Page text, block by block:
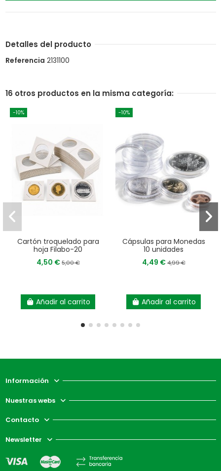
Detalles del producto
Referencia 2131100
16 otros productos en la misma categoría:
-10%
Cartón troquelado para
hoja Filabo-20
4,50 €5,00 €
Añadir al carrito
-10%
Cápsulas para Monedas
10 unidades
4,49 €4,99 €
Añadir al carrito
Información
Nuestras webs
Contacto
Newsletter